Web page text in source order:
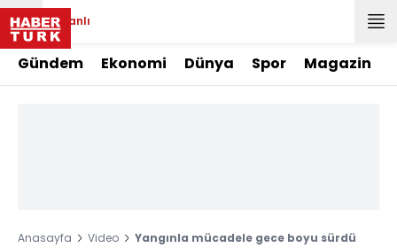
Canlı
Gündem Ekonomi Dünya Spor Magazin
Anasayfa Video Yangınla mücadele gece boyu sürdü